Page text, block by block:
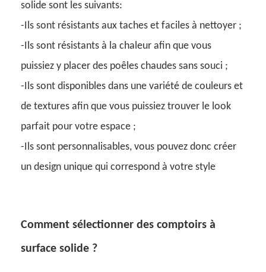
solide sont les suivants:
-Ils sont résistants aux taches et faciles à nettoyer ;
-Ils sont résistants à la chaleur afin que vous
puissiez y placer des poêles chaudes sans souci ;
-Ils sont disponibles dans une variété de couleurs et
de textures afin que vous puissiez trouver le look
parfait pour votre espace ;
-Ils sont personnalisables, vous pouvez donc créer
un design unique qui correspond à votre style
Comment sélectionner des comptoirs à
surface solide ?